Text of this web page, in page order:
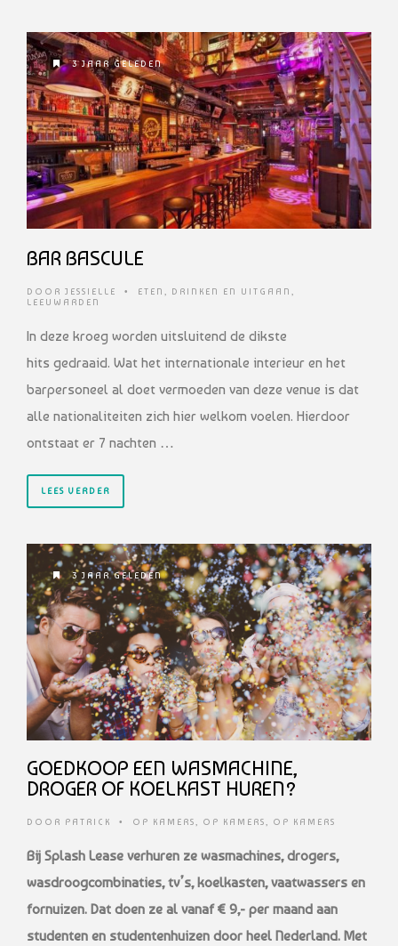
3 JAAR GELEDEN
BAR BASCULE
DOOR JESSIELLE • ETEN, DRINKEN EN UITGAAN ,
LEEUWARDEN
In deze kroeg worden uitsluitend de dikste
hits gedraaid. Wat het internationale interieur en het
barpersoneel al doet vermoeden van deze venue is dat
alle nationaliteiten zich hier welkom voelen. Hierdoor
ontstaat er 7 nachten …
LEES VERDER
3 JAAR GELEDEN
GOEDKOOP EEN WASMACHINE,
DROGER OF KOELKAST HUREN?
DOOR PATRICK • OP KAMERS, OP KAMERS, OP KAMERS
Bij Splash Lease verhuren ze wasmachines, drogers,
wasdroogcombinaties, tv’s, koelkasten, vaatwassers en
fornuizen. Dat doen ze al vanaf € 9,- per maand aan
studenten en studentenhuizen door heel Nederland. Met